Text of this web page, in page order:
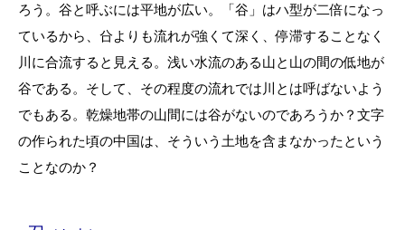
ろう。谷と呼ぶには平地が広い。「谷」はハ型が二倍になっ
ているから、㕣よりも流れが強くて深く、停滞することなく
川に合流すると見える。浅い水流のある山と山の間の低地が
谷である。そして、その程度の流れでは川とは呼ばないよう
でもある。乾燥地帯の山間には谷がないのであろうか？文字
の作られた頃の中国は、そういう土地を含まなかったという
ことなのか？